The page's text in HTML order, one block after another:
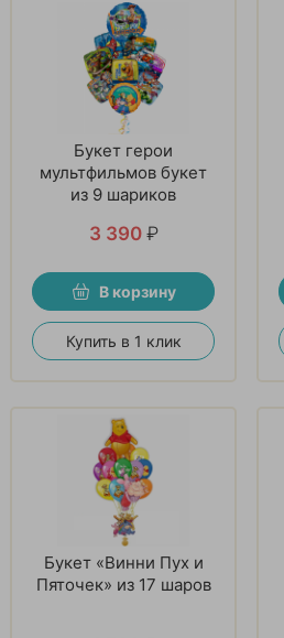
Букет герои
мультфильмов букет
из 9 шариков
3 390 ₽
В корзину
Купить в 1 клик
Букет «Винни Пух и
Пяточек» из 17 шаров